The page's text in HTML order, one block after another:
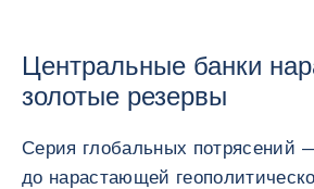
Центральные банки
золотые резервы
Серия глобальных потрясений
до нарастающей